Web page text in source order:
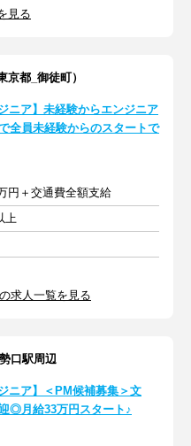
見る
都_御徒町）
ニア】未経験からエンジニア
全員未経験からのスタートで
円＋交通費全額支給
上
求人一覧を見る
口駅周辺
ニア】＜PM候補募集＞文
◎月給33万円スタート♪